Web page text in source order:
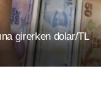
girerken dolar/TL